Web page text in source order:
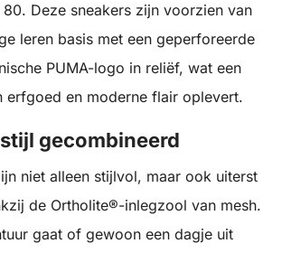
Deze sneakers zijn voorzien van
leren basis met een geperforeerde
PUMA-logo in reliëf, wat een
erfgoed en moderne flair oplevert.
gecombineerd
niet alleen stijlvol, maar ook uiterst
de Ortholite®-inlegzool van mesh.
gaat of gewoon een dagje uit